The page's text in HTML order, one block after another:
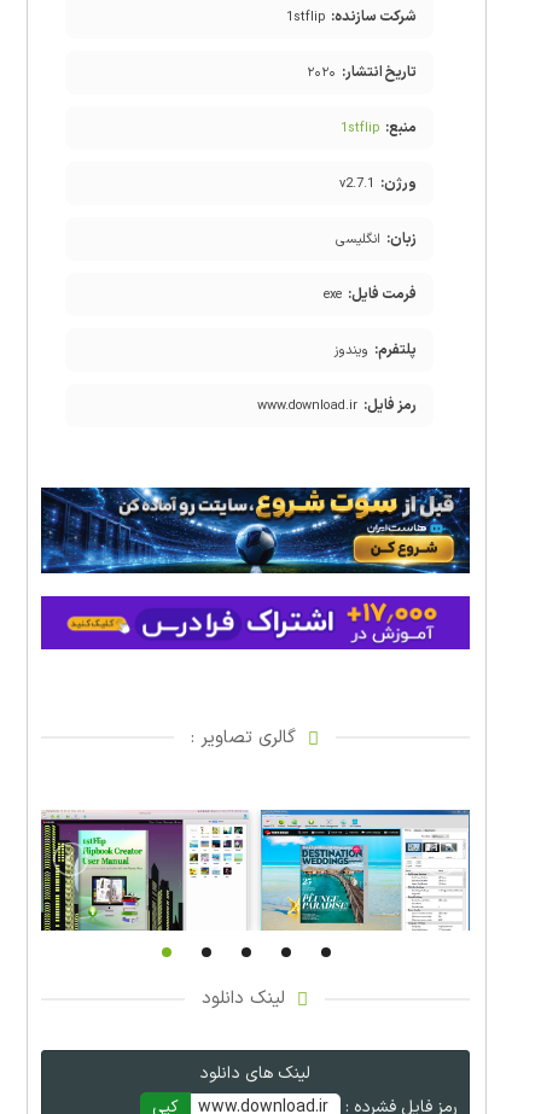
شرکت سازنده: 1stflip
تاریخ انتشار: ۲۰۲۰
منبع: 1stflip
ورژن: v2.7.1
زبان: انگلیسی
فرمت فایل: exe
پلتفرم: ویندوز
رمز فایل: www.download.ir
گالری تصاویر :
لینک دانلود
لینک های دانلود
رمز فایل فشرده :
www.download.ir کپی